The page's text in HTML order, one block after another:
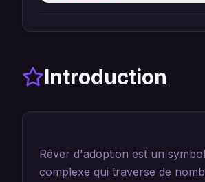
Introduction
Rêver d'adoption est un
complexe qui traverse de